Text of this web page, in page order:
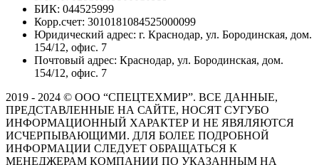
БИК: 044525999
Корр.счет: 3010181084525000099
Юридический адрес: г. Краснодар, ул. Бородинская, дом.
154/12, офис. 7
Почтовый адрес: Краснодар, ул. Бородинская, дом.
154/12, офис. 7
2019 - 2024 © ООО “СПЕЦТЕХМИР”. ВСЕ ДАННЫЕ,
ПРЕДСТАВЛЕННЫЕ НА САЙТЕ, НОСЯТ СУГУБО
ИНФОРМАЦИОННЫЙ ХАРАКТЕР И НЕ ЯВЯЛЯЮТСЯ
ИСЧЕРПЫВАЮЩИМИ. ДЛЯ БОЛЕЕ ПОДРОБНОЙ
ИНФОРМАЦИИ СЛЕДУЕТ ОБРАЩАТЬСЯ К
МЕНЕДЖЕРАМ КОМПАНИИ ПО УКАЗАННЫМ НА